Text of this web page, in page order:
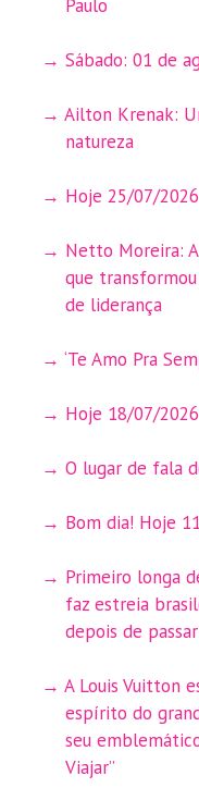
Paulo
Sábado: 01 de
Ailton Krenak:
natureza
Hoje 25/07/2026
Netto Moreira:
que
de liderança
‘Te Amo Pra
Hoje 18/07/2026
O lugar de fala
Bom dia! Hoje
Primeiro longa
faz estreia
depois de
A Louis Vuitton
espírito do
seu
Viajar”